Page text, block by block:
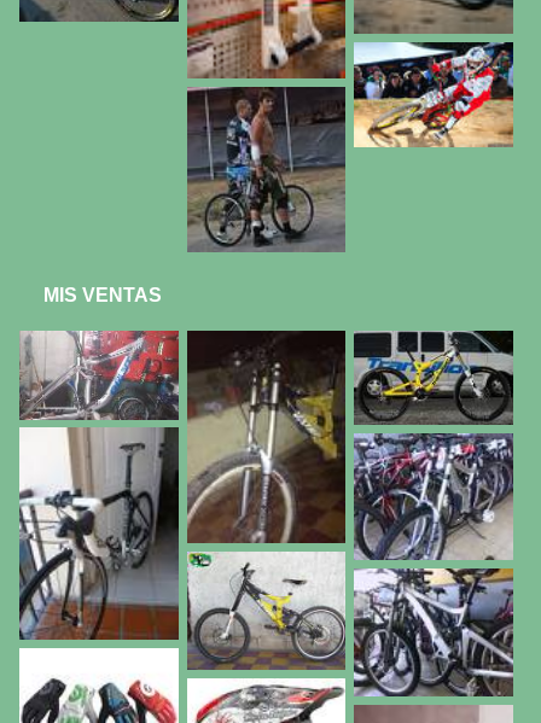
MIS VENTAS